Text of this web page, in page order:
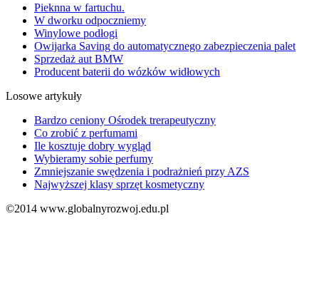
Pieknna w fartuchu.
W dworku odpoczniemy
Winylowe podłogi
Owijarka Saving do automatycznego zabezpieczenia palet
Sprzedaż aut BMW
Producent baterii do wózków widłowych
Losowe artykuły
Bardzo ceniony Ośrodek trerapeutyczny
Co zrobić z perfumami
Ile kosztuje dobry wygląd
Wybieramy sobie perfumy
Zmniejszanie swędzenia i podrażnień przy AZS
Najwyższej klasy sprzęt kosmetyczny
©2014 www.globalnyrozwoj.edu.pl